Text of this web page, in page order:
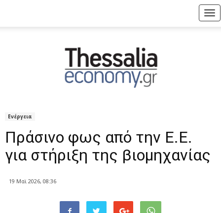
Ενέργεια
Πράσινο φως από την Ε.Ε.
για στήριξη της βιομηχανίας
19 Μαϊ 2026, 08:36